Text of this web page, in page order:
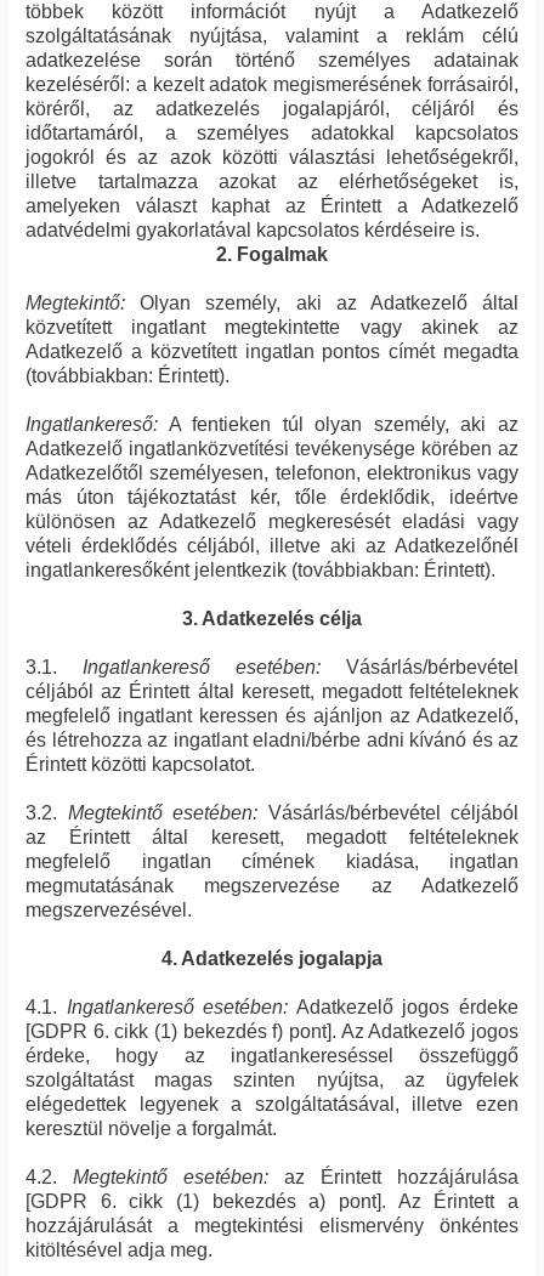
többek között információt nyújt a Adatkezelő
szolgáltatásának nyújtása, valamint a reklám célú
adatkezelése során történő személyes adatainak
kezeléséről: a kezelt adatok megismerésének forrásairól,
köréről, az adatkezelés jogalapjáról, céljáról és
időtartamáról, a személyes adatokkal kapcsolatos
jogokról és az azok közötti választási lehetőségekről,
illetve tartalmazza azokat az elérhetőségeket is,
amelyeken választ kaphat az Érintett a Adatkezelő
adatvédelmi gyakorlatával kapcsolatos kérdéseire is.
2. Fogalmak
Megtekintő: Olyan személy, aki az Adatkezelő által
közvetített ingatlant megtekintette vagy akinek az
Adatkezelő a közvetített ingatlan pontos címét megadta
(továbbiakban: Érintett).
Ingatlankereső: A fentieken túl olyan személy, aki az
Adatkezelő ingatlanközvetítési tevékenysége körében az
Adatkezelőtől személyesen, telefonon, elektronikus vagy
más úton tájékoztatást kér, tőle érdeklődik, ideértve
különösen az Adatkezelő megkeresését eladási vagy
vételi érdeklődés céljából, illetve aki az Adatkezelőnél
ingatlankeresőként jelentkezik (továbbiakban: Érintett).
3. Adatkezelés célja
3.1. Ingatlankereső esetében: Vásárlás/bérbevétel
céljából az Érintett által keresett, megadott feltételeknek
megfelelő ingatlant keressen és ajánljon az Adatkezelő,
és létrehozza az ingatlant eladni/bérbe adni kívánó és az
Érintett közötti kapcsolatot.
3.2. Megtekintő esetében: Vásárlás/bérbevétel céljából
az Érintett által keresett, megadott feltételeknek
megfelelő ingatlan címének kiadása, ingatlan
megmutatásának megszervezése az Adatkezelő
megszervezésével.
4. Adatkezelés jogalapja
4.1. Ingatlankereső esetében: Adatkezelő jogos érdeke
[GDPR 6. cikk (1) bekezdés f) pont]. Az Adatkezelő jogos
érdeke, hogy az ingatlankereséssel összefüggő
szolgáltatást magas szinten nyújtsa, az ügyfelek
elégedettek legyenek a szolgáltatásával, illetve ezen
keresztül növelje a forgalmát.
4.2. Megtekintő esetében: az Érintett hozzájárulása
[GDPR 6. cikk (1) bekezdés a) pont]. Az Érintett a
hozzájárulását a megtekintési elismervény önkéntes
kitöltésével adja meg.